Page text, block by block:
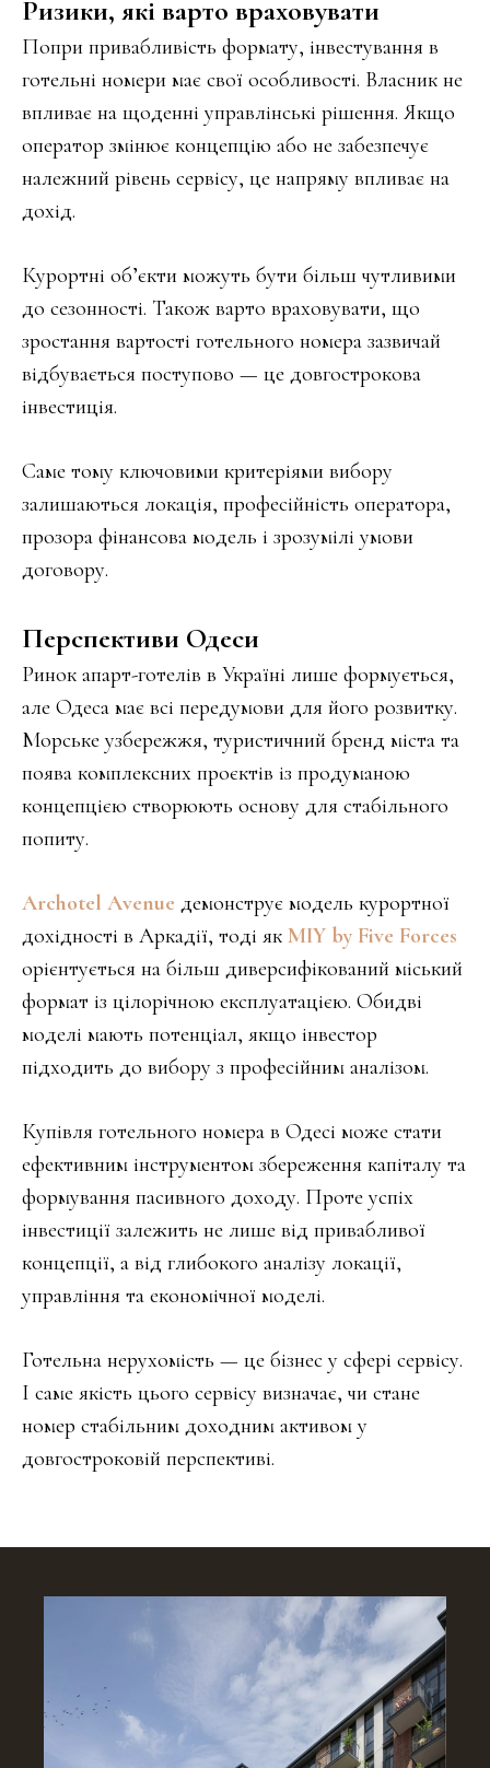
Ризики, які варто враховувати
Попри привабливість формату, інвестування в
готельні номери має свої особливості. Власник не
впливає на щоденні управлінські рішення. Якщо
оператор змінює концепцію або не забезпечує
належний рівень сервісу, це напряму впливає на
дохід.
Курортні об’єкти можуть бути більш чутливими
до сезонності. Також варто враховувати, що
зростання вартості готельного номера зазвичай
відбувається поступово — це довгострокова
інвестиція.
Саме тому ключовими критеріями вибору
залишаються локація, професійність оператора,
прозора фінансова модель і зрозумілі умови
договору.
Перспективи Одеси
Ринок апарт-готелів в Україні лише формується,
але Одеса має всі передумови для його розвитку.
Морське узбережжя, туристичний бренд міста та
поява комплексних проєктів із продуманою
концепцією створюють основу для стабільного
попиту.
Archotel Avenue демонструє модель курортної
дохідності в Аркадії, тоді як MIY by Five Forces
орієнтується на більш диверсифікований міський
формат із цілорічною експлуатацією. Обидві
моделі мають потенціал, якщо інвестор
підходить до вибору з професійним аналізом.
Купівля готельного номера в Одесі може стати
ефективним інструментом збереження капіталу та
формування пасивного доходу. Проте успіх
інвестиції залежить не лише від привабливої
концепції, а від глибокого аналізу локації,
управління та економічної моделі.
Готельна нерухомість — це бізнес у сфері сервісу.
І саме якість цього сервісу визначає, чи стане
номер стабільним доходним активом у
довгостроковій перспективі.